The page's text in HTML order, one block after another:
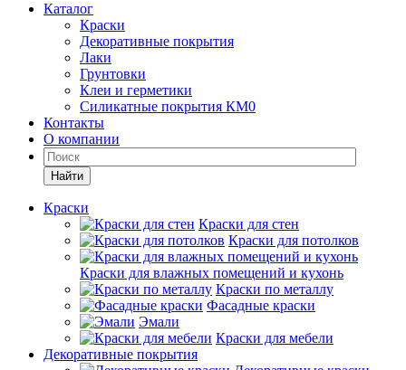
Каталог
Краски
Декоративные покрытия
Лаки
Грунтовки
Клеи и герметики
Силикатные покрытия КМ0
Контакты
О компании
Найти
Краски
Краски для стен
Краски для потолков
Краски для влажных помещений и кухонь
Краски по металлу
Фасадные краски
Эмали
Краски для мебели
Декоративные покрытия